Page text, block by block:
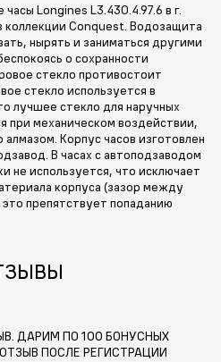
Longines L3.430.4.97.6 в г.
коллекции Conquest. Водозащита
нырять и заниматься другими
о сохранности
стекло противостоит
стекло используется в
лучшее стекло для наручных
при механическом воздействии,
Корпус часов изготовлен
В часах с автоподзаводом
не используется, что исключает
корпуса (зазор между
препятствует попаданию
ДАРИМ ПО 100 БОНУСНЫХ
ПОСЛЕ РЕГИСТРАЦИИ